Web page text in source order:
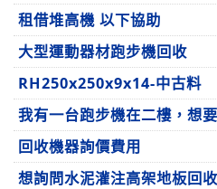
租借堆高機 以下協助
大型運動器材跑步機回收
RH250x250x9x14-中古料
我有一台跑步機在二樓，想
回收機器詢價費用
想詢問水泥灌注高架地板回收